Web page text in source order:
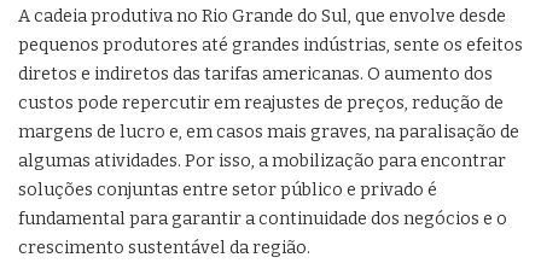
A cadeia produtiva no Rio Grande do Sul, que envolve desde
pequenos produtores até grandes indústrias, sente os efeitos
diretos e indiretos das tarifas americanas. O aumento dos
custos pode repercutir em reajustes de preços, redução de
margens de lucro e, em casos mais graves, na paralisação de
algumas atividades. Por isso, a mobilização para encontrar
soluções conjuntas entre setor público e privado é
fundamental para garantir a continuidade dos negócios e o
crescimento sustentável da região.